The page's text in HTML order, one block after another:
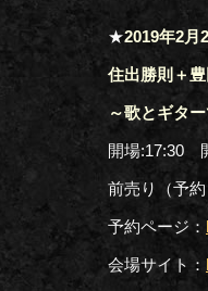
★2019年2月
住出勝則＋
～歌とギタ
開場:17:30
前売り（予
予約ページ：
会場サイト：